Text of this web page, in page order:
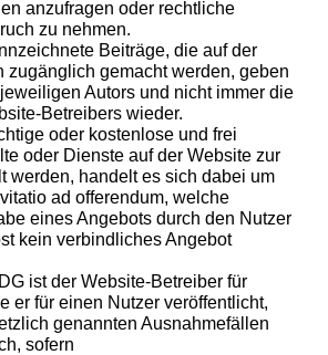
anzufragen oder rechtliche
zu nehmen.
Beiträge, die auf der
zugänglich gemacht werden, geben
Autors und nicht immer die
Betreibers wieder.
oder kostenlose und frei
oder Dienste auf der Website zur
werden, handelt es sich dabei um
ad offerendum, welche
eines Angebots durch den Nutzer
kein verbindliches Angebot
ist der Website-Betreiber für
er für einen Nutzer veröffentlicht,
genannten Ausnahmefällen
sofern